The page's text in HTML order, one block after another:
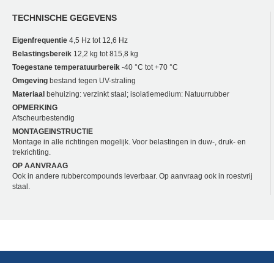
TECHNISCHE GEGEVENS
Eigenfrequentie 4,5 Hz tot 12,6 Hz
Belastingsbereik 12,2 kg tot 815,8 kg
Toegestane temperatuurbereik -40 °C tot +70 °C
Omgeving bestand tegen UV-straling
Materiaal behuizing: verzinkt staal; isolatiemedium: Natuurrubber
OPMERKING
Afscheurbestendig
MONTAGEINSTRUCTIE
Montage in alle richtingen mogelijk. Voor belastingen in duw-, druk- en
trekrichting.
OP AANVRAAG
Ook in andere rubbercompounds leverbaar. Op aanvraag ook in roestvrij
staal.